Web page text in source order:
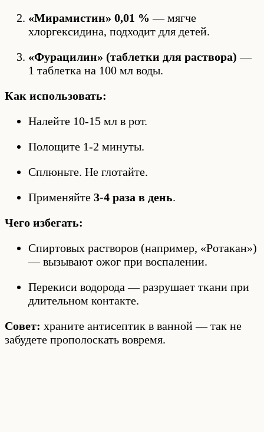
«Мирамистин» 0,01 % — мягче
хлоргексидина, подходит для детей.
«Фурацилин» (таблетки для раствора) —
1 таблетка на 100 мл воды.
Как использовать:
Налейте 10-15 мл в рот.
Полощите 1-2 минуты.
Сплюньте. Не глотайте.
Применяйте 3-4 раза в день.
Чего избегать:
Спиртовых растворов (например, «Ротакан»)
— вызывают ожог при воспалении.
Перекиси водорода — разрушает ткани при
длительном контакте.
Совет: храните антисептик в ванной — так не
забудете прополоскать вовремя.